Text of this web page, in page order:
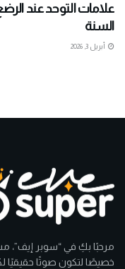
علامات التوحد عند
السنة
أبريل 3, 2026
مرحبًا بكِ في “سوبر إيف”،
خصيصًا لتكون صوتًا حقيقيًا